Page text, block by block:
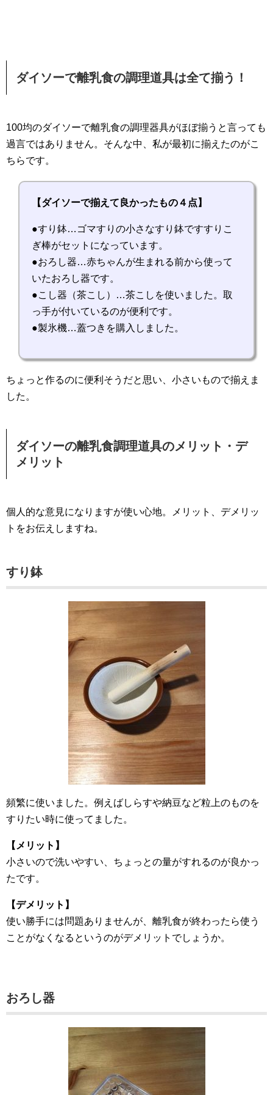
ダイソーで離乳食の調理道具は全て揃う！
100均のダイソーで離乳食の調理器具がほぼ揃うと言っても
過言ではありません。そんな中、私が最初に揃えたのがこ
ちらです。
【ダイソーで揃えて良かったもの４点】
●すり鉢…ゴマすりの小さなすり鉢ですすりこ
ぎ棒がセットになっています。
●おろし器…赤ちゃんが生まれる前から使って
いたおろし器です。
●こし器（茶こし）…茶こしを使いました。取
っ手が付いているのが便利です。
●製氷機…蓋つきを購入しました。
ちょっと作るのに便利そうだと思い、小さいもので揃えま
した。
ダイソーの離乳食調理道具のメリット・デ
メリット
個人的な意見になりますが使い心地。メリット、デメリッ
トをお伝えしますね。
すり鉢
頻繁に使いました。例えばしらすや納豆など粒上のものを
すりたい時に使ってました。
【メリット】
小さいので洗いやすい、ちょっとの量がすれるのが良かっ
たです。
【デメリット】
使い勝手には問題ありませんが、離乳食が終わったら使う
ことがなくなるというのがデメリットでしょうか。
おろし器